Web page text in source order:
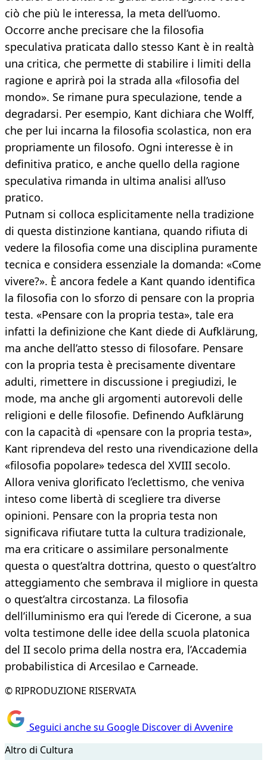
ciò che più le interessa, la meta dell’uomo.
Occorre anche precisare che la filosofia
speculativa praticata dallo stesso Kant è in realtà
una critica, che permette di stabilire i limiti della
ragione e aprirà poi la strada alla «filosofia del
mondo». Se rimane pura speculazione, tende a
degradarsi. Per esempio, Kant dichiara che Wolff,
che per lui incarna la filosofia scolastica, non era
propriamente un filosofo. Ogni interesse è in
definitiva pratico, e anche quello della ragione
speculativa rimanda in ultima analisi all’uso
pratico.
Putnam si colloca esplicitamente nella tradizione
di questa distinzione kantiana, quando rifiuta di
vedere la filosofia come una disciplina puramente
tecnica e considera essenziale la domanda: «Come
vivere?». È ancora fedele a Kant quando identifica
la filosofia con lo sforzo di pensare con la propria
testa. «Pensare con la propria testa», tale era
infatti la definizione che Kant diede di Aufklärung,
ma anche dell’atto stesso di filosofare. Pensare
con la propria testa è precisamente diventare
adulti, rimettere in discussione i pregiudizi, le
mode, ma anche gli argomenti autorevoli delle
religioni e delle filosofie. Definendo Aufklärung
con la capacità di «pensare con la propria testa»,
Kant riprendeva del resto una rivendicazione della
«filosofia popolare» tedesca del XVIII secolo.
Allora veniva glorificato l’eclettismo, che veniva
inteso come libertà di scegliere tra diverse
opinioni. Pensare con la propria testa non
significava rifiutare tutta la cultura tradizionale,
ma era criticare o assimilare personalmente
questa o quest’altra dottrina, questo o quest’altro
atteggiamento che sembrava il migliore in questa
o quest’altra circostanza. La filosofia
dell’illuminismo era qui l’erede di Cicerone, a sua
volta testimone delle idee della scuola platonica
del II secolo prima della nostra era, l’Accademia
probabilistica di Arcesilao e Carneade.
© RIPRODUZIONE RISERVATA
Seguici anche su Google Discover di Avvenire
Altro di Cultura